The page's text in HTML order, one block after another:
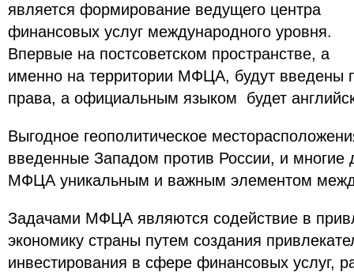
является формирование ведущего центра
финансовых услуг международного уровня.
Впервые на постсоветском пространстве, а
именно на территории МФЦА, будут введены
права, а официальным языком будет
Выгодное геополитическое
введенные Западом против России, и многие
МФЦА уникальным и важным элементом
Задачами МФЦА являются содействие в
экономику страны путем создания
инвестирования в сфере финансовых услуг,